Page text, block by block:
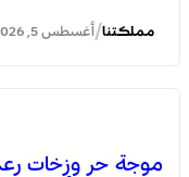
مملكتنا/ أغسطس 5, 2026
موجة حر وزخات
العامة للأمن